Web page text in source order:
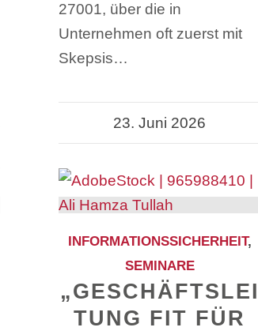
27001, über die in
Unternehmen oft zuerst mit
Skepsis…
23. Juni 2026
INFORMATIONSSICHERHEIT,
SEMINARE
„GESCHÄFTSLEI
TUNG FIT FÜR